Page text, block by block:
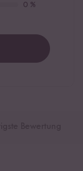
0 %